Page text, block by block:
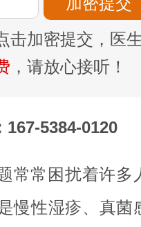
击加密提交，医
，请放心接听！
167-5384-0120
常常困扰着许多
慢性湿疹、真菌